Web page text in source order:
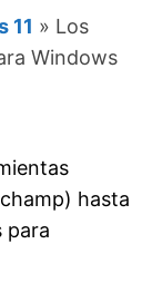
11 » Los
Windows
hasta
para